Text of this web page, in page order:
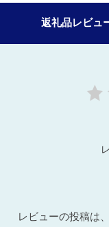
返礼品レビュ
レビューの投稿は